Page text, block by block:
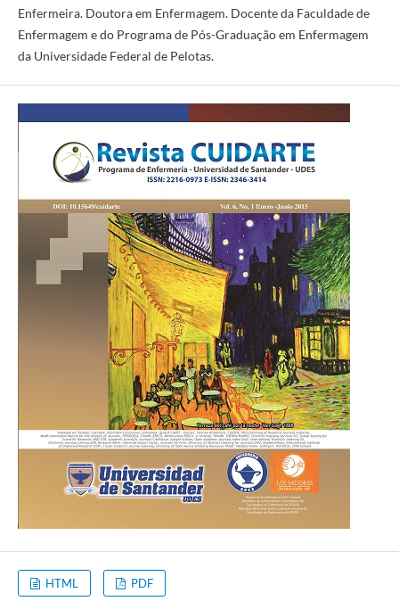
Enfermeira. Doutora em Enfermagem. Docente da Faculdade de
Enfermagem e do Programa de Pós-Graduação em Enfermagem
da Universidade Federal de Pelotas.
HTML PDF